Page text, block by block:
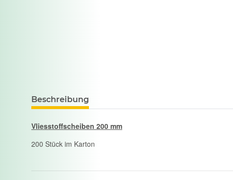
Beschreibung
Vliesstoffscheiben 200 mm
200 Stück im Karton